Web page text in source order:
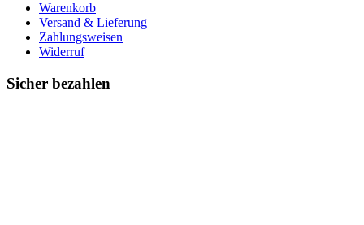
Warenkorb
Versand & Lieferung
Zahlungsweisen
Widerruf
Sicher bezahlen